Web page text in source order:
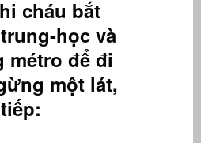
cháu bắt
học và
métro để đi
một lát,